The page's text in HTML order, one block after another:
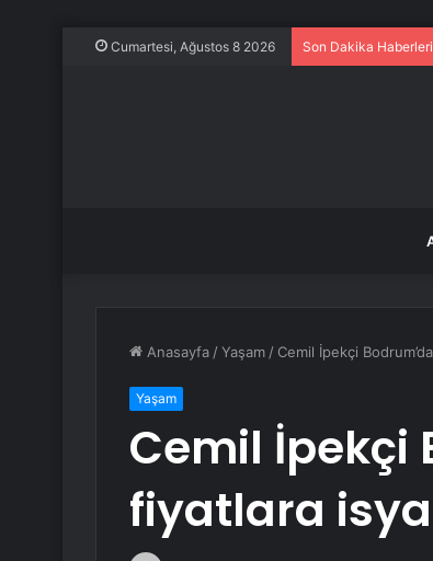
Cumartesi, Ağustos 8 2026 Son Dakika Haberleri
Anasayfa /Yaşam / Cemil İpekçi
Yaşam
Cemil İpekçi
fiyatlara